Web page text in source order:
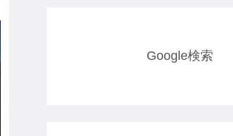
Google検索